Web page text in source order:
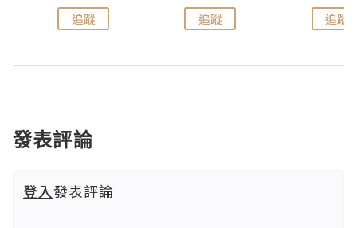
追蹤 追蹤 追蹤
發表評論
登入發表評論